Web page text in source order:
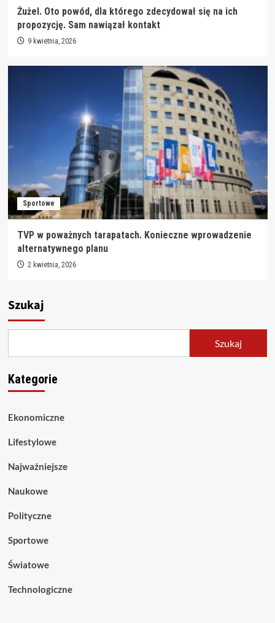
Żużel. Oto powód, dla którego zdecydował się na ich
propozycję. Sam nawiązał kontakt
9 kwietnia, 2026
Sportowe
TVP w poważnych tarapatach. Konieczne wprowadzenie
alternatywnego planu
2 kwietnia, 2026
Szukaj
Szukaj
Kategorie
Ekonomiczne
Lifestylowe
Najważniejsze
Naukowe
Polityczne
Sportowe
Światowe
Technologiczne